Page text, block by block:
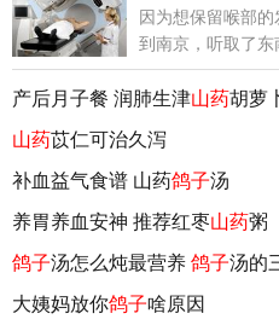
因为想保留喉部
到南京，听取了
产后月子餐 润肺生津山药胡萝
山药苡仁可治久泻
补血益气食谱 山药鸽子汤
养胃养血安神 推荐红枣山药粥
鸽子汤怎么炖最营养 鸽子汤的
大姨妈放你鸽子啥原因